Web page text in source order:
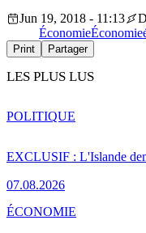
Jun 19, 2018 - 11:13
ÉconomieÉconomie
Print Partager
LES PLUS LUS
EXCLUSIF : L'Islande
07.08.2026
POLITIQUE
ÉCONOMIE